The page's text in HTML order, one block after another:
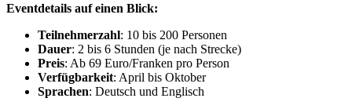
Eventdetails auf einen Blick:
Teilnehmerzahl: 10 bis 200 Personen
Dauer: 2 bis 6 Stunden (je nach Strecke)
Preis: Ab 69 Euro/Franken pro Person
Verfügbarkeit: April bis Oktober
Sprachen: Deutsch und Englisch